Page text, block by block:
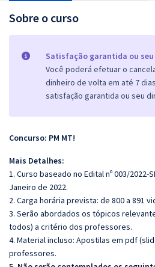
Sobre o curso
Satisfação garantida ou
Você poderá efetuar o
dinheiro de volta em até 7
satisfação garantida ou seu
Concurso: PM MT!
Mais Detalhes:
1. Curso baseado no Edital nº 003/2022-
Janeiro de 2022.
2. Carga horária prevista: de 800 a 891
3. Serão abordados os tópicos
todos) a critério dos professores.
4. Material incluso: Apostilas em pdf
professores.